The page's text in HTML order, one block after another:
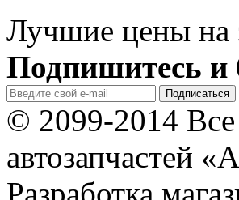
Лучшие цены на
Подпишитесь и
© 2099-2014
автозапчастей